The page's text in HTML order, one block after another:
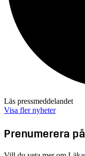
Läs pressmeddelandet
Visa fler nyheter
Prenumerera